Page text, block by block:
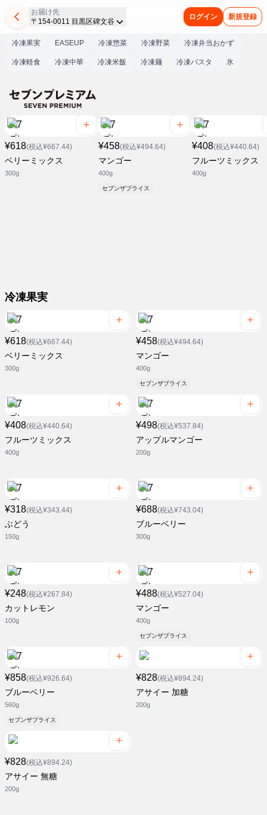
お届け先
〒154-0011 目黒区碑文谷
ログイン 新規登録
冷凍果実 EASEUP 冷凍惣菜 冷凍野菜 冷凍弁当おかず
冷凍軽食 冷凍中華 冷凍米飯 冷凍麺 冷凍パスタ 氷
¥618(税込¥667.44)
ベリーミックス
300g
¥458(税込¥494.64)
マンゴー
400g
セブンザプライス
¥408(税込¥440.64)
フルーツミックス
400g
冷凍果実
¥618(税込¥667.44)
ベリーミックス
300g
¥458(税込¥494.64)
マンゴー
400g
セブンザプライス
¥408(税込¥440.64)
フルーツミックス
400g
¥498(税込¥537.84)
アップルマンゴー
200g
¥318(税込¥343.44)
ぶどう
150g
¥688(税込¥743.04)
ブルーベリー
300g
¥248(税込¥267.84)
カットレモン
100g
¥488(税込¥527.04)
マンゴー
400g
セブンザプライス
¥858(税込¥926.64)
ブルーベリー
560g
セブンザプライス
¥828(税込¥894.24)
アサイー 加糖
200g
¥828(税込¥894.24)
アサイー 無糖
200g